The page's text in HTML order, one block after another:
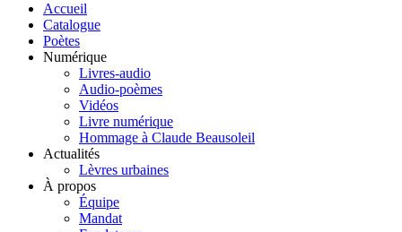
Accueil
Catalogue
Poètes
Numérique
Livres-audio
Audio-poèmes
Vidéos
Livre numérique
Hommage à Claude Beausoleil
Actualités
Lèvres urbaines
À propos
Équipe
Mandat